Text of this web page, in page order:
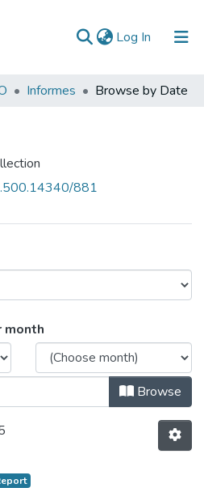
Log In (current)
Informes Browse by Date
881
by Issue Date
month
Browse